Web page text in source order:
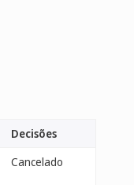
Decisões
Cancelado